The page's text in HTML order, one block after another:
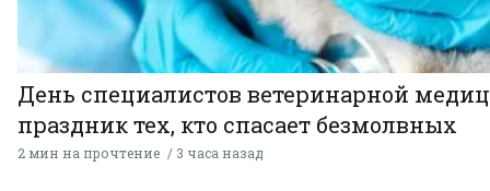
День специалистов ветеринарной
праздник тех, кто спасает безмолвных
2 мин на прочтение 3 часа назад